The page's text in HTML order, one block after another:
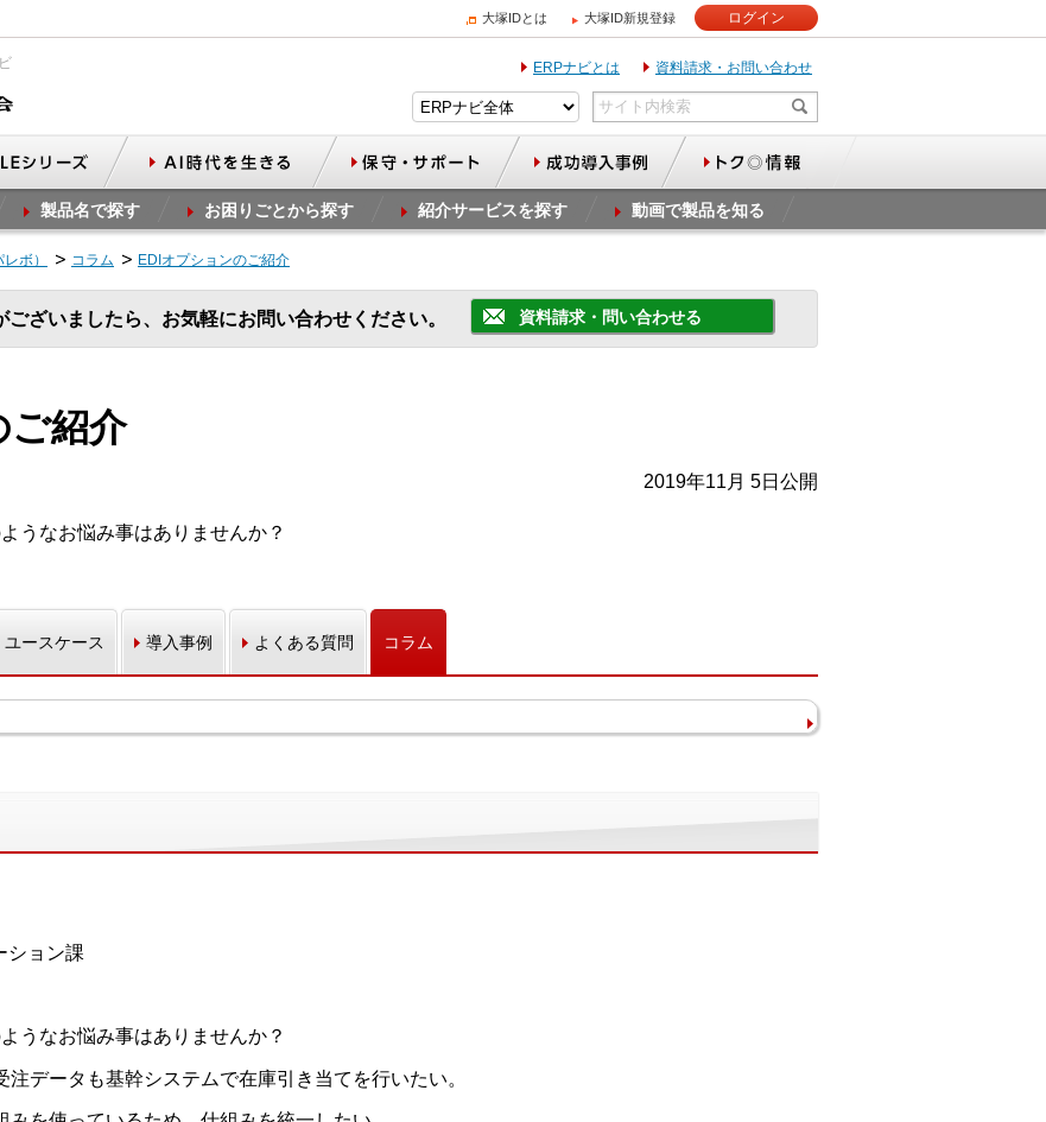
大塚IDとは 大塚ID新規登録 ログイン
ERPナビとは 資料請求・お問い合わせ
製品名で探す お困りごとから探す 紹介サービスを探す 動画で製品を知る
ボ） コラム EDIオプションのご紹介
ざいましたら、お気軽にお問い合わせください。 資料請求・問い合わせる
ご紹介
2019年11月 5日公開
うなお悩み事はありませんか？
ユースケース 導入事例 よくある質問 コラム
ション課
うなお悩み事はありませんか？
データも基幹システムで在庫引き当てを行いたい。